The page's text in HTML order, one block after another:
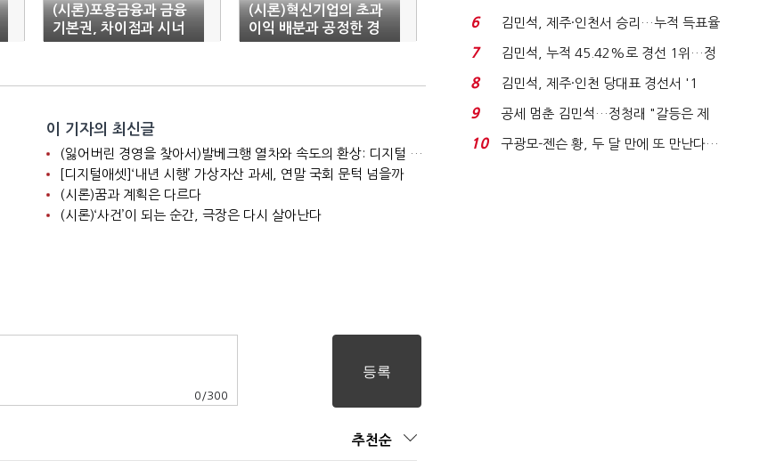
(시론)포용금융과 금융
기본권, 차이점과 시너
지
(시론)혁신기업의 초과
이익 배분과 공정한 경
쟁시장 체제
이 기자의 최신글
(잃어버린 경영을 찾아서)발베크행 열차와 속도의 환상: 디지털 전환과 물류 혁신의 포용적 노동 전략
[디지털애셋]‘내년 시행’ 가상자산 과세, 연말 국회 문턱 넘을까
(시론)꿈과 계획은 다르다
(시론)‘사건’이 되는 순간, 극장은 다시 살아난다
0 /300
추천순
주 최고위원 계파 다...
6
김민석, 제주·인천서 승리…누적 득표율
'1위 탈환'(종합)...
7
김민석, 누적 45.42%로 경선 1위…정
청래와 격차 0.86%p(...
8
김민석, 제주·인천 당대표 경선서 '1
위'(1보)...
9
공세 멈춘 김민석…정청래 "갈등은 제
가 수습"
10
구광모-젠슨 황, 두 달 만에 또 만난다…